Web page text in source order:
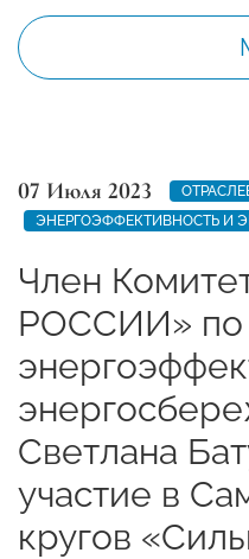
07 Июля 2023
ЭНЕРГОЭФФЕКТИВНОСТЬ И
Член
РОССИИ» по
Светлана
участие в
кругов